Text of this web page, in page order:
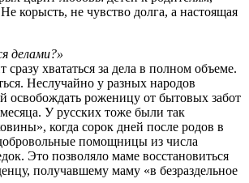
корысть, не чувство долга, а настоящая
делами?»
хвататься за дела в полном объеме.
Неслучайно у разных народов
освобождать роженицу от бытовых забот
У русских тоже были так
когда сорок дней после родов в
помощницы из числа
Это позволяло маме восстановиться
получавшему маму «в безраздельное